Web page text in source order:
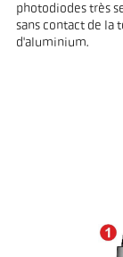
photodiodes très
sans contact de la
d'aluminium.